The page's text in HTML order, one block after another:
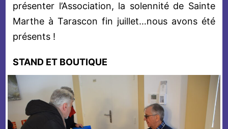
présenter l’Association, la solennité de Sainte
Marthe à Tarascon fin juillet…nous avons été
présents !
STAND ET BOUTIQUE